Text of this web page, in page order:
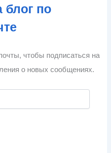
блог по
чтобы подписаться на
о новых сообщениях.